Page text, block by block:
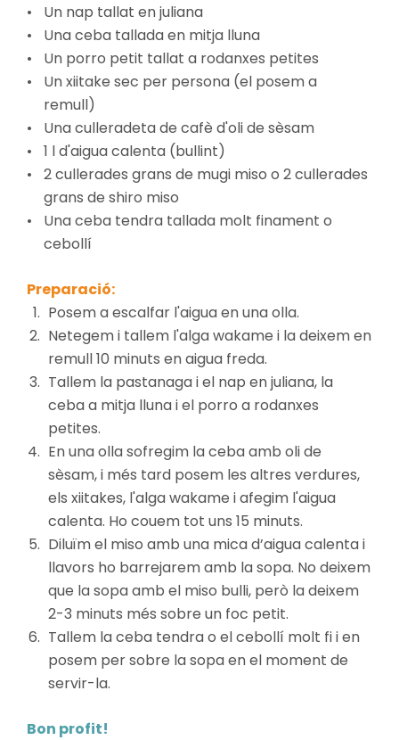
Un nap tallat en juliana
Una ceba tallada en mitja lluna
Un porro petit tallat a rodanxes petites
Un xiitake sec per persona (el posem a
remull)
Una culleradeta de cafè d'oli de sèsam
1 l d'aigua calenta (bullint)
2 cullerades grans de mugi miso o 2 cullerades
grans de shiro miso
Una ceba tendra tallada molt finament o
cebollí
Preparació:
Posem a escalfar l'aigua en una olla.
Netegem i tallem l'alga wakame i la deixem en
remull 10 minuts en aigua freda.
Tallem la pastanaga i el nap en juliana, la
ceba a mitja lluna i el porro a rodanxes
petites.
En una olla sofregim la ceba amb oli de
sèsam, i més tard posem les altres verdures,
els xiitakes, l'alga wakame i afegim l'aigua
calenta. Ho couem tot uns 15 minuts.
Diluïm el miso amb una mica d’aigua calenta i
llavors ho barrejarem amb la sopa. No deixem
que la sopa amb el miso bulli, però la deixem
2-3 minuts més sobre un foc petit.
Tallem la ceba tendra o el cebollí molt fi i en
posem per sobre la sopa en el moment de
servir-la.
Bon profit!